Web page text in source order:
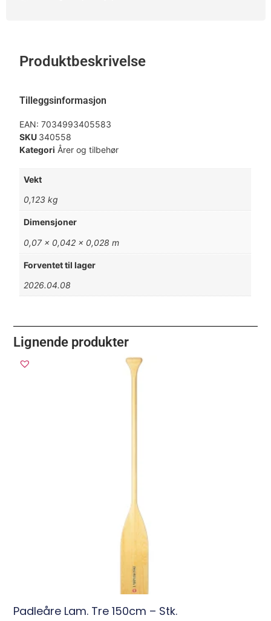
Produktbeskrivelse
Tilleggsinformasjon
EAN:7034993405583
SKU 340558
Kategori Årer og tilbehør
Vekt
0,123 kg
Dimensjoner
0,07 × 0,042 × 0,028 m
Forventet til lager
2026.04.08
Lignende produkter
Padleåre Lam. Tre 150cm – Stk.